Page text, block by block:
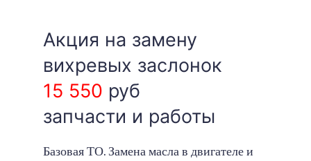
Акция на замену
вихревых заслонок
15 550 руб
запчасти и работы
Базовая ТО. Замена масла в двигателе и